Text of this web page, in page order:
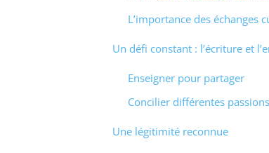
L’importance des échanges
Un défi constant : l’écriture et
Enseigner pour partager
Concilier différentes passions
Une légitimité reconnue